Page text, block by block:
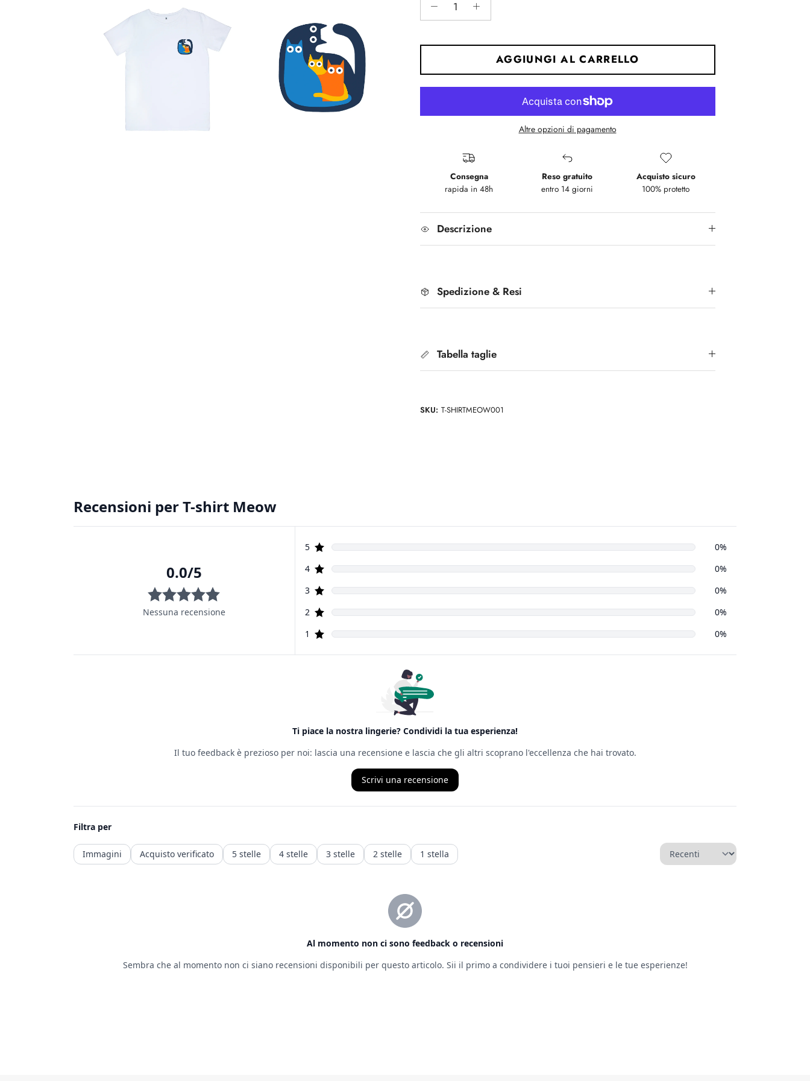
AGGIUNGI AL CARRELLO
Altre opzioni di pagamento
Consegna
rapida in 48h
Reso gratuito
entro 14 giorni
Acquisto sicuro
100% protetto
Descrizione
Spedizione & Resi
Tabella taglie
SKU: T-SHIRTMEOW001